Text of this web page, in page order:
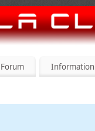
Forum Information